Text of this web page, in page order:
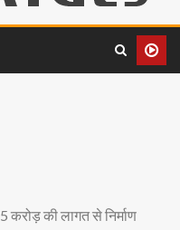
की लागत से निर्माण